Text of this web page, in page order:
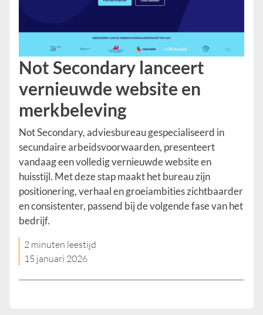
Not Secondary lanceert
vernieuwde website en
merkbeleving
Not Secondary, adviesbureau gespecialiseerd in
secundaire arbeidsvoorwaarden, presenteert
vandaag een volledig vernieuwde website en
huisstijl. Met deze stap maakt het bureau zijn
positionering, verhaal en groeiambities zichtbaarder
en consistenter, passend bij de volgende fase van het
bedrijf.
2 minuten leestijd
15 januari 2026